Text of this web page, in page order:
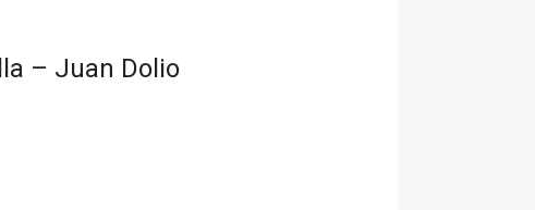
– Juan Dolio